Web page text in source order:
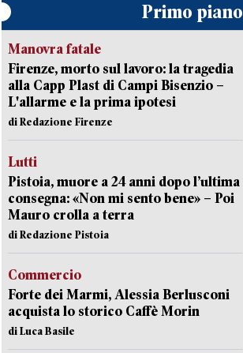
Primo piano
Manovra fatale
Firenze, morto sul lavoro: la tragedia
alla Capp Plast di Campi Bisenzio –
L'allarme e la prima ipotesi
di Redazione Firenze
Lutti
Pistoia, muore a 24 anni dopo l’ultima
consegna: «Non mi sento bene» – Poi
Mauro crolla a terra
di Redazione Pistoia
Commercio
Forte dei Marmi, Alessia Berlusconi
acquista lo storico Caffè Morin
di Luca Basile